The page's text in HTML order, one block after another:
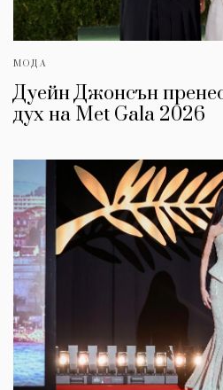
МОДА
Дуейн Джонсън
дух на Met Gala 2026